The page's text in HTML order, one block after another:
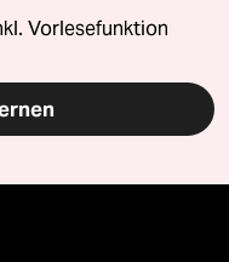
Vorlesefunktion